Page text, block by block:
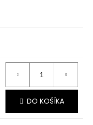
DO KOŠÍKA